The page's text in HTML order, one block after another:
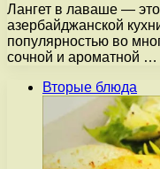
Лангет в лаваше —
азербайджанской
популярностью во
сочной и ароматной …
Вторые блюда